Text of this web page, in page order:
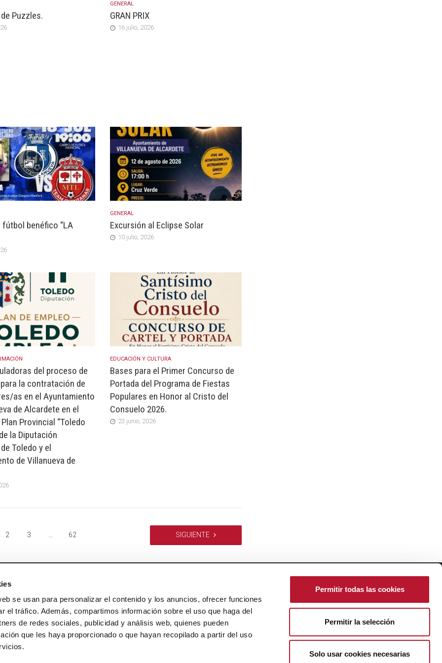
se usan para personalizar el contenido y los anuncios, ofrecer funciones
el tráfico. Además, compartimos información sobre el uso que haga del
de redes sociales, publicidad y análisis web, quienes pueden
que les haya proporcionado o que hayan recopilado a partir del uso
Permitir todas las cookies
Permitir la selección
Solo usar cookies necesarias
Puzzles.
GENERAL
GRAN PRIX
16 julio, 2026
benéfico “LA
GENERAL
Excursión al Eclipse Solar
10 julio, 2026
del proceso de
la contratación de
as en el Ayuntamiento
de Alcardete en el
Provincial “Toledo
la Diputación
Toledo y el
de Villanueva de
EDUCACIÓN Y CULTURA
Bases para el Primer Concurso de
Portada del Programa de Fiestas
Populares en Honor al Cristo del
Consuelo 2026.
23 junio, 2026
2 3 62 SIGUIENTE
ResponsiveVoice-NonCommercial licensed under